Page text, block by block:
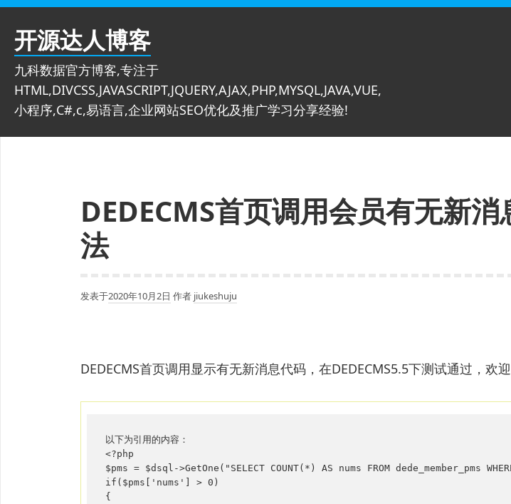
跳
开源达人博客
九科数据官方博客,专注于
HTML,DIVCSS,JAVASCRIPT,JQUERY,AJAX,PHP,MYSQL,JAVA,VUE,
小程序,C#,c,易语言,企业网站SEO优化及推广学习分享经验!
DEDECMS首页调用会员有无新消
法
发表于2020年10月2日 作者 jiukeshuju
DEDECMS首页调用显示有无新消息代码，在DEDECMS5.5下测试通过，欢迎
以下为引用的内容：
<?php
$pms = $dsql->GetOne("SELECT COUNT(*) AS nums FROM
if($pms['nums'] > 0)
{